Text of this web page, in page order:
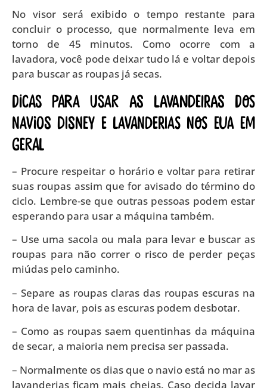
No visor será exibido o tempo restante para
concluir o processo, que normalmente leva em
torno de 45 minutos. Como ocorre com a
lavadora, você pode deixar tudo lá e voltar depois
para buscar as roupas já secas.
Dicas para usar as lavandeiras dos
navios Disney e lavanderias nos EUA em
geral
– Procure respeitar o horário e voltar para retirar
suas roupas assim que for avisado do término do
ciclo. Lembre-se que outras pessoas podem estar
esperando para usar a máquina também.
– Use uma sacola ou mala para levar e buscar as
roupas para não correr o risco de perder peças
miúdas pelo caminho.
– Separe as roupas claras das roupas escuras na
hora de lavar, pois as escuras podem desbotar.
– Como as roupas saem quentinhas da máquina
de secar, a maioria nem precisa ser passada.
– Normalmente os dias que o navio está no mar as
lavanderias ficam mais cheias. Caso decida lavar